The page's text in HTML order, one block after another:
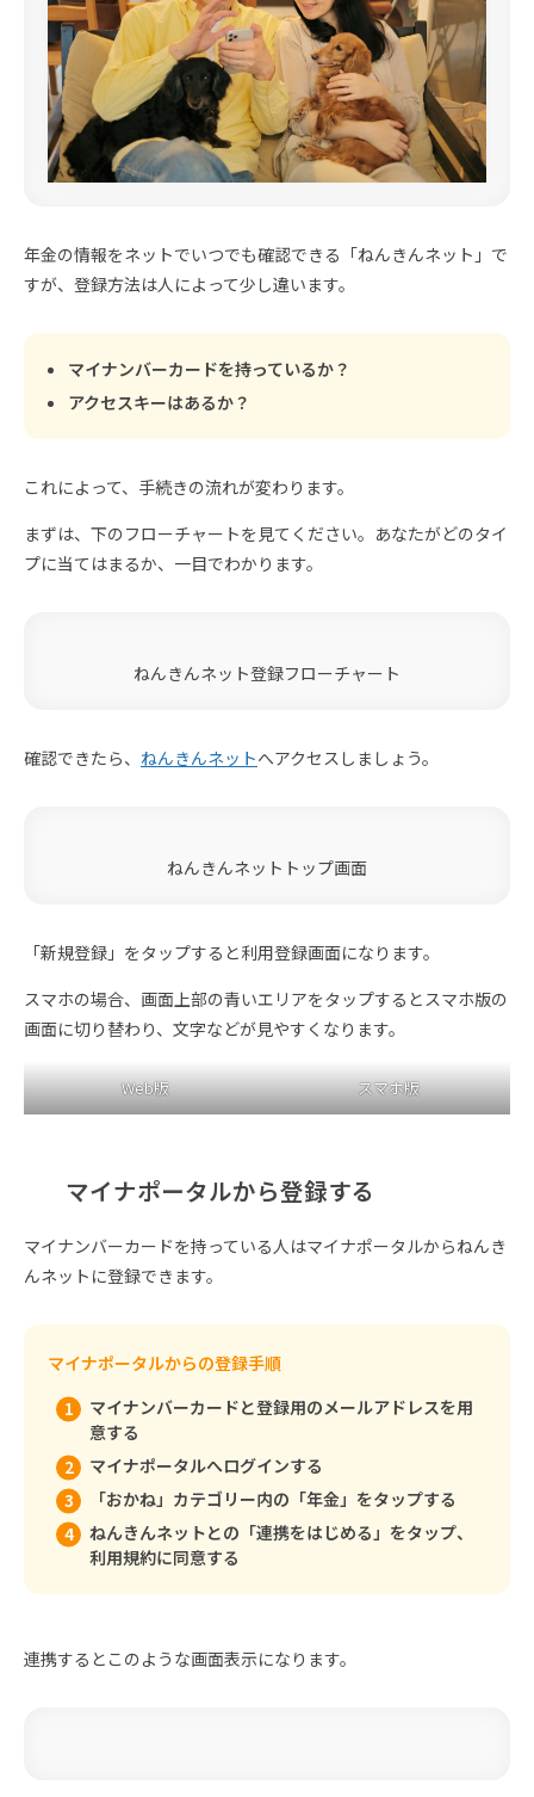
年金の情報をネットでいつでも確認できる「ねんきんネット」で
すが、登録方法は人によって少し違います。
マイナンバーカードを持っているか？
アクセスキーはあるか？
これによって、手続きの流れが変わります。
まずは、下のフローチャートを見てください。あなたがどのタイ
プに当てはまるか、一目でわかります。
ねんきんネット登録フローチャート
確認できたら、 ねんきんネットへアクセスしましょう。
ねんきんネットトップ画面
「新規登録」をタップすると利用登録画面になります。
スマホの場合、画面上部の青いエリアをタップするとスマホ版の
画面に切り替わり、文字などが見やすくなります。
Web版 スマホ版
マイナポータルから登録する
マイナンバーカードを持っている人はマイナポータルからねんき
んネットに登録できます。
マイナポータルからの登録手順
マイナンバーカードと登録用のメールアドレスを用
意する
マイナポータルへログインする
「おかね」カテゴリー内の「年金」をタップする
ねんきんネットとの「連携をはじめる」をタップ、
利用規約に同意する
連携するとこのような画面表示になります。